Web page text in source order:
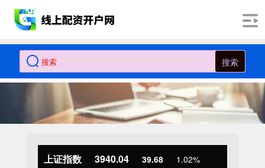
搜索
上证指数 3940.04 39.68 1.02%